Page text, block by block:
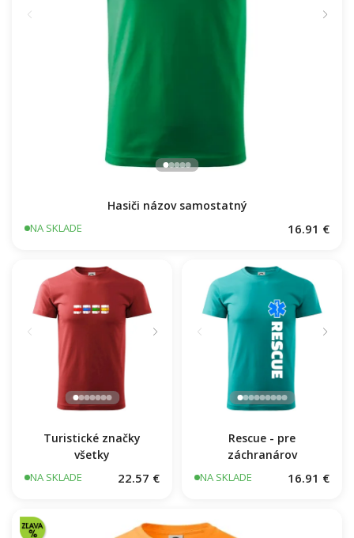
Hasiči názov samostatný
NA SKLADE 16.91 €
Turistické značky
všetky
NA SKLADE 22.57 €
Rescue - pre
záchranárov
NA SKLADE 16.91 €